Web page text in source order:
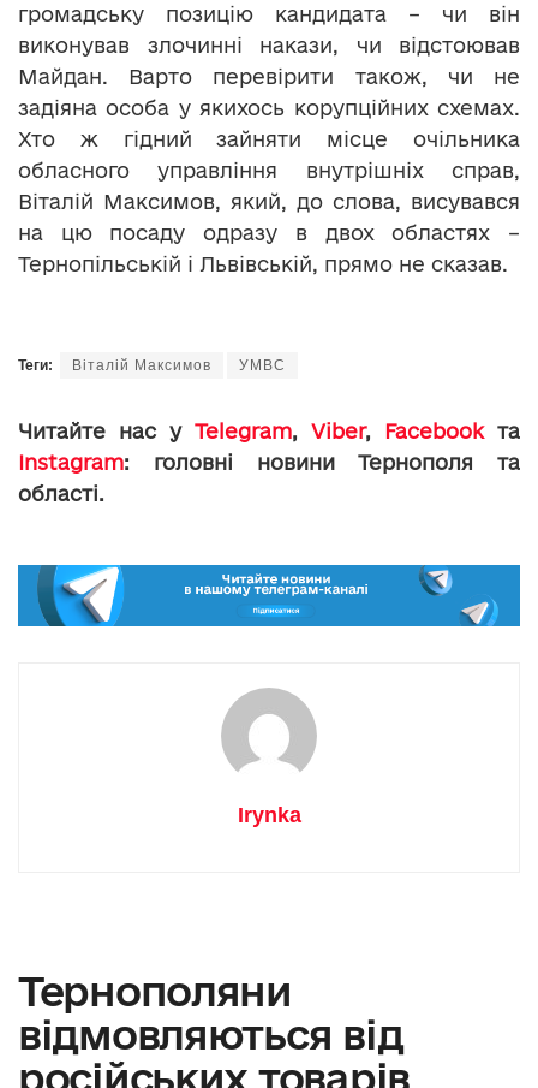
громадську позицію кандидата – чи він
виконував злочинні накази, чи відстоював
Майдан. Варто перевірити також, чи не
задіяна особа у якихось корупційних схемах.
Хто ж гідний зайняти місце очільника
обласного управління внутрішніх справ,
Віталій Максимов, який, до слова, висувався
на цю посаду одразу в двох областях –
Тернопільській і Львівській, прямо не сказав.
Теги: Віталій Максимов УМВС
Читайте нас у Telegram, Viber, Facebookта
Instagram: головні новини Тернополя та
області.
Irynka
Тернополяни
відмовляються від
російських товарів